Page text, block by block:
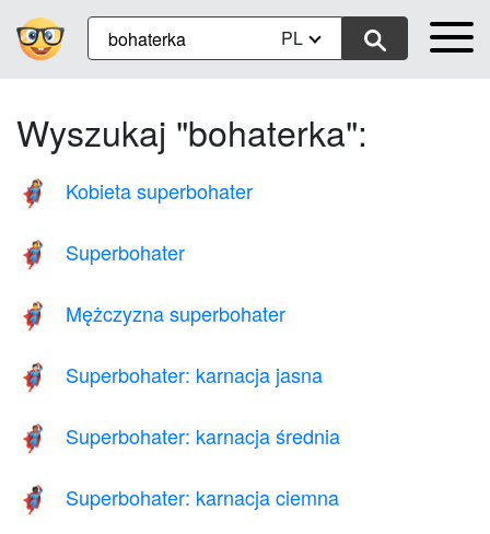
PL
Wyszukaj "bohaterka":
🦸‍♀️ Kobieta superbohater
🦸 Superbohater
🦸‍♂️ Mężczyzna superbohater
🦸🏻 Superbohater: karnacja jasna
🦸🏽 Superbohater: karnacja średnia
🦸🏿 Superbohater: karnacja ciemna